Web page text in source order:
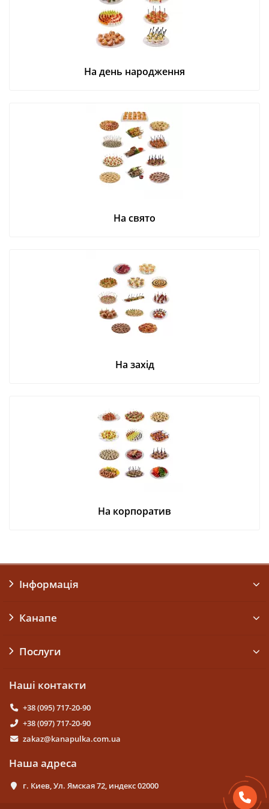
На день народження
На свято
На захід
На корпоратив
Інформація
Канапе
Послуги
Наші контакти
+38 (095) 717-20-90
+38 (097) 717-20-90
zakaz@kanapulka.com.ua
Наша адреса
г. Киев, Ул. Ямская 72, индекс 02000